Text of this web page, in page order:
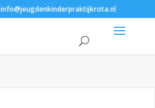
info@jeugdenkinderpraktijkrota.nl